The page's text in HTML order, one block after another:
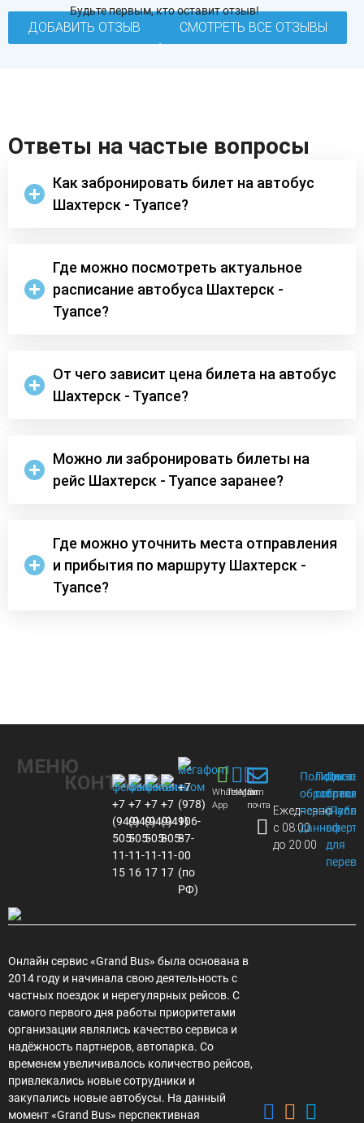
Будьте первым, кто оставит отзыв!
ДОБАВИТЬ ОТЗЫВ СМОТРЕТЬ ВСЕ ОТЗЫВЫ
Ответы на частые вопросы
Как забронировать билет на автобус
Шахтерск - Туапсе?
Где можно посмотреть актуальное
расписание автобуса Шахтерск -
Туапсе?
От чего зависит цена билета на автобус
Шахтерск - Туапсе?
Можно ли забронировать билеты на
рейс Шахтерск - Туапсе заранее?
Где можно уточнить места отправления
и прибытия по маршруту Шахтерск -
Туапсе?
МЕНЮ
КОНТАКТЫ
+7
(949)
505-
11-
15
+7
(949)
505-
11-
16
+7
(949)
505-
11-
17
+7
(949)
805-
11-
17
+7
(978)
106-
87-
00
(по
РФ)
Whats
App
Telegram
MaxЭл.
почта Ежедневно
с 08:00
до 20:00
Политика
обработки
данных
для
Онлайн сервис «Grand Bus» была основана в
2014 году и начинала свою деятельность с
частных поездок и нерегулярных рейсов. С
самого первого дня работы приоритетами
организации являлись качество сервиса и
надёжность партнеров, автопарка. Со
временем увеличивалось количество рейсов,
привлекались новые сотрудники и
закупались новые автобусы. На данный
момент «Grand Bus» перспективная